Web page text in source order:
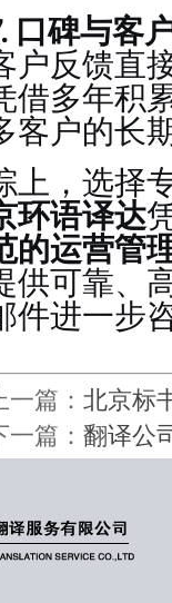
口碑与客
户反馈直
借多年积
客户的长
上，选择
环语译达
的运营管
供可靠、
件进一步
一篇： 北京标
一篇： 翻译公